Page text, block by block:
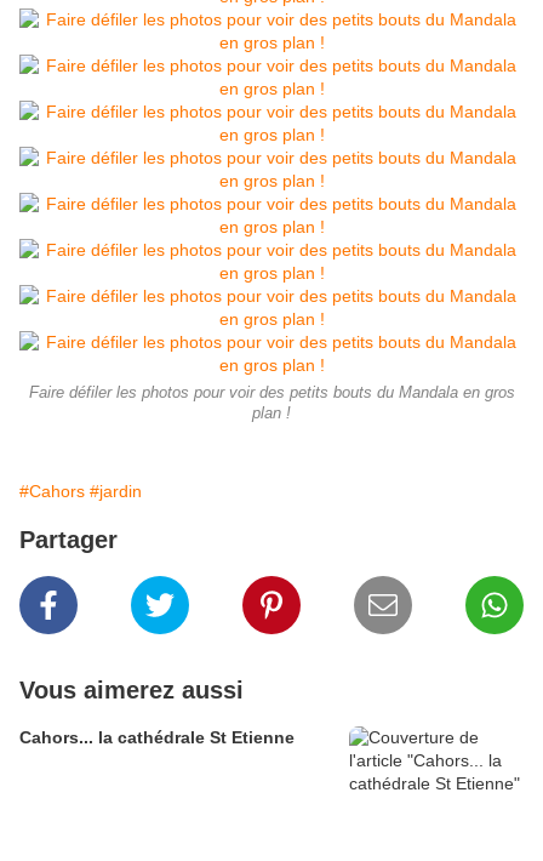
Faire défiler les photos pour voir des petits bouts du Mandala en gros
plan !
#Cahors #jardin
Partager
Vous aimerez aussi
Cahors... la cathédrale St Etienne